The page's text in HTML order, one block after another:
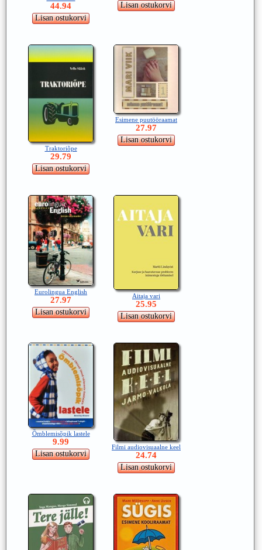
44.94
Traktoriõpe
29.79
Esimene puutööraamat
27.97
Eurolingua English
27.97 Aitaja vari
25.95
Õmblemisõpik lastele
9.99
Filmi audiovisuaalne keel
24.74